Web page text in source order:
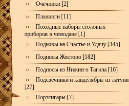
Очечники [2]
Планинги [11]
Походные наборы столовых
приборов в чемодане [1]
Подковы на Счастье и Удачу [345]
Подносы Жостово [182]
Подносы из Нижнего Тагила [16]
Подсвечники и канделябры из латуни
[27]
Портсигары [7]